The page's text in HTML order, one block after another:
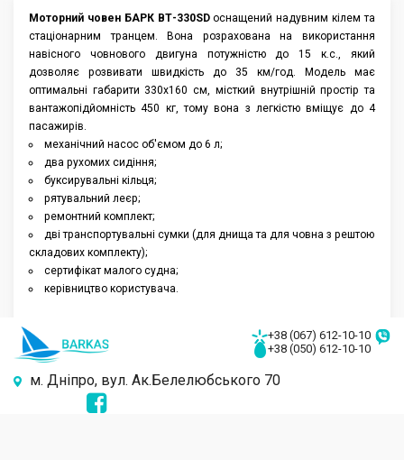
Отзывы
Аксессуары
Моторний човен БАРК ВТ-330SDоснащений надувним кілем та
стаціонарним транцем. Вона розрахована на використання
навісного човнового двигуна потужністю до 15 к.с., який
дозволяє розвивати швидкість до 35 км/год. Модель має
оптимальні габарити 330х160 см, місткий внутрішній простір та
вантажопідйомність 450 кг, тому вона з легкістю вміщує до 4
пасажирів.
механічний насос об'ємом до 6 л;
два рухомих сидіння;
буксирувальні кільця;
рятувальний леєр;
ремонтний комплект;
дві транспортувальні сумки (для днища та для човна з рештою
складових комплекту);
сертифікат малого судна;
керівництво користувача.
+38 (067) 612-10-10
+38 (050) 612-10-10
м. Дніпро, вул. Ак.Белелюбського 70